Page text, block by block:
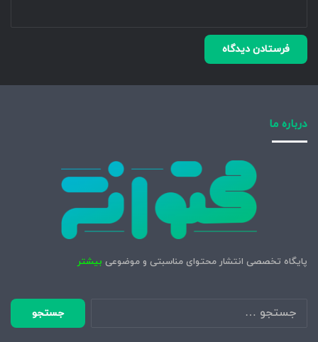
درباره ما
پایگاه تخصصی انتشار محتوای مناسبتی و موضوعی بیشتر
جستجو
برای: